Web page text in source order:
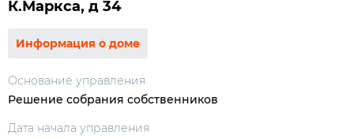
К.Маркса, д 34
Информация о доме
Основание управления
Решение собрания собственников
Дата начала управления